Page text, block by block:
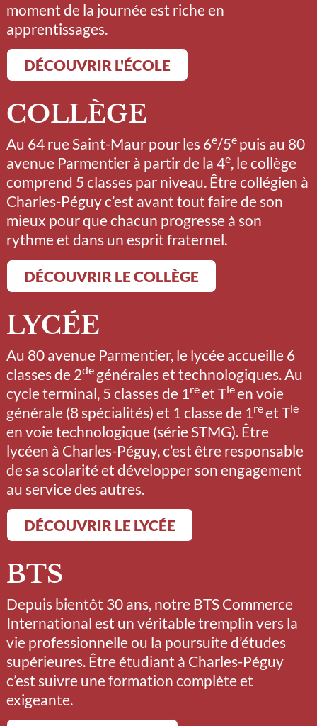
moment de la journée est riche en
apprentissages.
DÉCOUVRIR L'ÉCOLE
COLLÈGE
Au 64 rue Saint-Maur pour les 6e/5e puis au 80
avenue Parmentier à partir de la 4e, le collège
comprend 5 classes par niveau. Être collégien à
Charles-Péguy c’est avant tout faire de son
mieux pour que chacun progresse à son
rythme et dans un esprit fraternel.
DÉCOUVRIR LE COLLÈGE
LYCÉE
Au 80 avenue Parmentier, le lycée accueille 6
classes de 2de générales et technologiques. Au
cycle terminal, 5 classes de 1 reet Tleen voie
générale (8 spécialités) et 1 classe de 1 reet Tle
en voie technologique (série STMG). Être
lycéen à Charles-Péguy, c’est être responsable
de sa scolarité et développer son engagement
au service des autres.
DÉCOUVRIR LE LYCÉE
BTS
Depuis bientôt 30 ans, notre BTS Commerce
International est un véritable tremplin vers la
vie professionnelle ou la poursuite d’études
supérieures. Être étudiant à Charles-Péguy
c’est suivre une formation complète et
exigeante.